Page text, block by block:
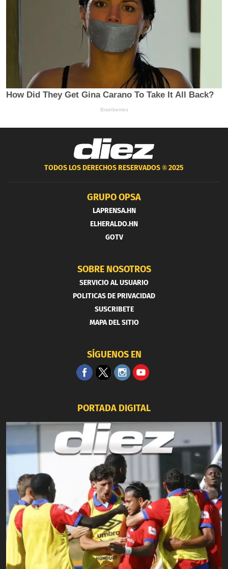
TODOS LOS DERECHOS RESERVADOS ®2025
GRUPO OPSA
LAPRENSA.HN
ELHERALDO.HN
GOTV
SOBRE NOSOTROS
SERVICIO AL USUARIO
POLITICAS DE PRIVACIDAD
SUSCRIBETE
MAPA DEL SITIO
SÍGUENOS EN
PORTADA DIGITAL